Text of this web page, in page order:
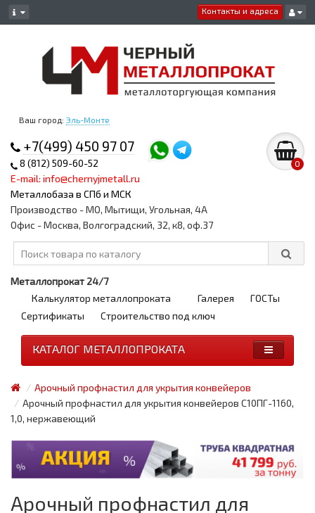
Контакты и адреса
Ваш город: Эль-Монте
+7(499) 450 97 07
8 (812) 509-60-52
E-mail: info@chernyjmetall.ru
Металлобаза в СПб и МСК
0
Производство - МО, Мытищи, Угольная, 4А
Офис - Москва, Волгоградский, 32, к8, оф.37
Металлопрокат 24/7
Калькулятор металлопроката
Галерея
ГОСТы
Сертификаты
Строительство под ключ
КАТАЛОГ МЕТАЛЛОПРОКАТА
Арочный профнастил для укрытия конвейеров
Арочный профнастил для укрытия конвейеров С10ПГ-1160,
1,0, нержавеющий
Арочный профнастил для